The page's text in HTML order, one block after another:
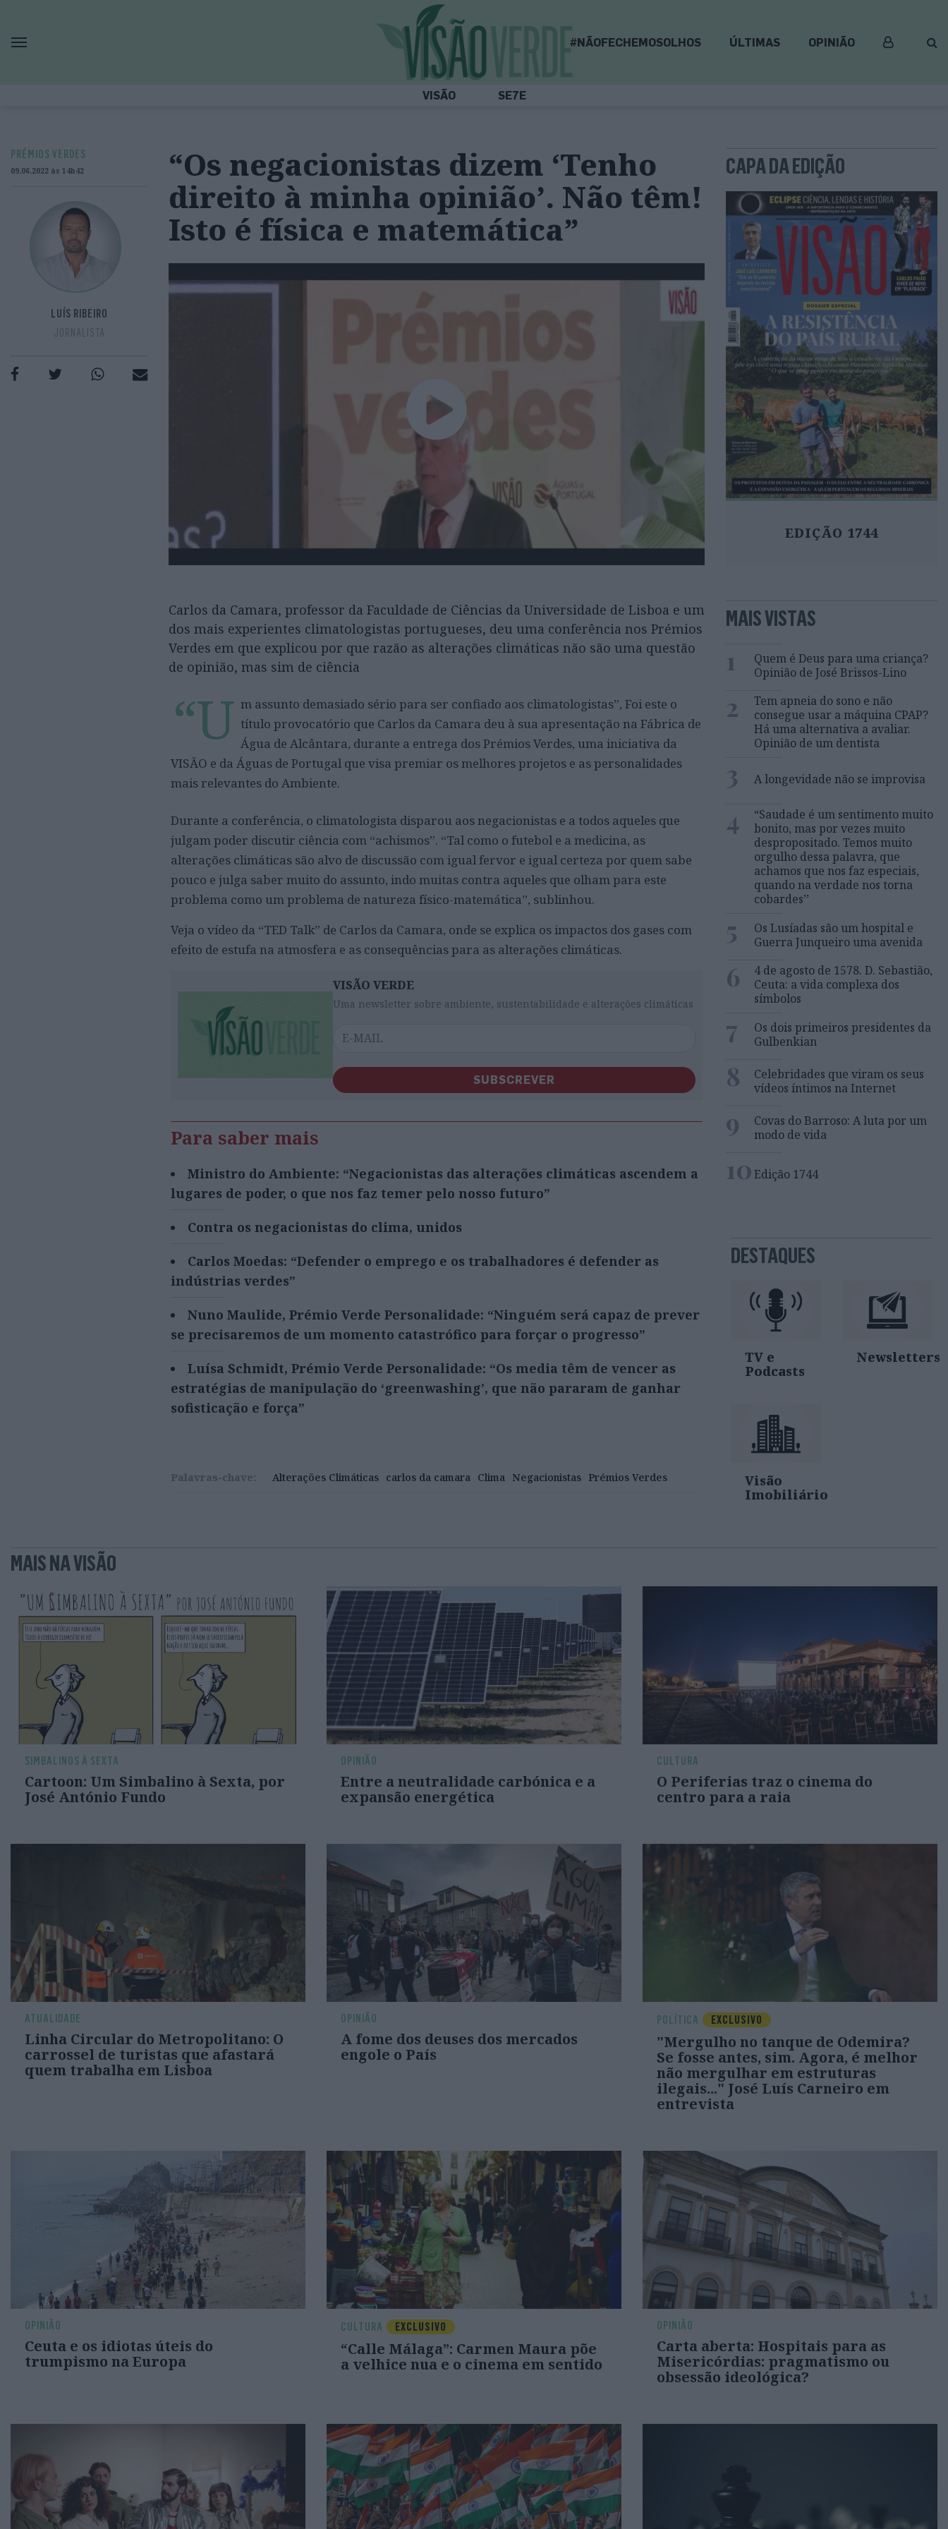
#NÃOFECHEMOSOLHOS ÚLTIMAS OPINIÃO
VISÃO SE7E
PRÉMIOS VERDES
09.06.2022 às 14h42
LUÍS RIBEIRO
JORNALISTA
“Os negacionistas dizem ‘Tenho
direito à minha opinião’. Não têm!
Isto é física e matemática”
Carlos da Camara, professor da Faculdade de Ciências da Universidade de Lisboa e um
dos mais experientes climatologistas portugueses, deu uma conferência nos Prémios
Verdes em que explicou por que razão as alterações climáticas não são uma questão
de opinião, mas sim de ciência
“U m assunto demasiado sério para ser confiado aos climatologistas”, Foi este o
título provocatório que Carlos da Camara deu à sua apresentação na Fábrica de
Água de Alcântara, durante a entrega dos Prémios Verdes, uma iniciativa da
VISÃO e da Águas de Portugal que visa premiar os melhores projetos e as personalidades
mais relevantes do Ambiente.
Durante a conferência, o climatologista disparou aos negacionistas e a todos aqueles que
julgam poder discutir ciência com “achismos”. “Tal como o futebol e a medicina, as
alterações climáticas são alvo de discussão com igual fervor e igual certeza por quem sabe
pouco e julga saber muito do assunto, indo muitas contra aqueles que olham para este
problema como um problema de natureza físico-matemática”, sublinhou.
Veja o vídeo da “TED Talk” de Carlos da Camara, onde se explica os impactos dos gases com
efeito de estufa na atmosfera e as consequências para as alterações climáticas.
VISÃO VERDE
Uma newsletter sobre ambiente, sustentabilidade e alterações climáticas
SUBSCREVER
Para saber mais
Ministro do Ambiente: “Negacionistas das alterações climáticas ascendem a
lugares de poder, o que nos faz temer pelo nosso futuro”
Contra os negacionistas do clima, unidos
Carlos Moedas: “Defender o emprego e os trabalhadores é defender as
indústrias verdes”
Nuno Maulide, Prémio Verde Personalidade: “Ninguém será capaz de prever
se precisaremos de um momento catastrófico para forçar o progresso”
Luísa Schmidt, Prémio Verde Personalidade: “Os media têm de vencer as
estratégias de manipulação do ‘greenwashing’, que não pararam de ganhar
sofisticação e força”
Palavras-chave: Alterações Climáticas carlos da camara Clima Negacionistas Prémios Verdes
CAPA DA EDIÇÃO
EDIÇÃO 1744
MAIS VISTAS
1
Quem é Deus para uma criança?
Opinião de José Brissos-Lino
2
Tem apneia do sono e não
consegue usar a máquina CPAP?
Há uma alternativa a avaliar.
Opinião de um dentista
3 A longevidade não se improvisa
4
“Saudade é um sentimento muito
bonito, mas por vezes muito
despropositado. Temos muito
orgulho dessa palavra, que
achamos que nos faz especiais,
quando na verdade nos torna
cobardes’’
5
Os Lusíadas são um hospital e
Guerra Junqueiro uma avenida
6
4 de agosto de 1578. D. Sebastião,
Ceuta: a vida complexa dos
símbolos
7
Os dois primeiros presidentes da
Gulbenkian
8
Celebridades que viram os seus
vídeos íntimos na Internet
9
Covas do Barroso: A luta por um
modo de vida
10Edição 1744
DESTAQUES
TV e
Podcasts
Newsletters
Visão
Imobiliário
MAIS NA VISÃO
SIMBALINOS À SEXTA
Cartoon: Um Simbalino à Sexta, por
José António Fundo
OPINIÃO
Entre a neutralidade carbónica e a
expansão energética
CULTURA
O Periferias traz o cinema do
centro para a raia
ATUALIDADE
Linha Circular do Metropolitano: O
carrossel de turistas que afastará
quem trabalha em Lisboa
OPINIÃO
A fome dos deuses dos mercados
engole o País
POLÍTICA EXCLUSIVO
"Mergulho no tanque de Odemira?
Se fosse antes, sim. Agora, é melhor
não mergulhar em estruturas
ilegais..." José Luís Carneiro em
entrevista
OPINIÃO
Ceuta e os idiotas úteis do
trumpismo na Europa
CULTURA EXCLUSIVO
“Calle Málaga”: Carmen Maura põe
a velhice nua e o cinema em sentido
OPINIÃO
Carta aberta: Hospitais para as
Misericórdias: pragmatismo ou
obsessão ideológica?